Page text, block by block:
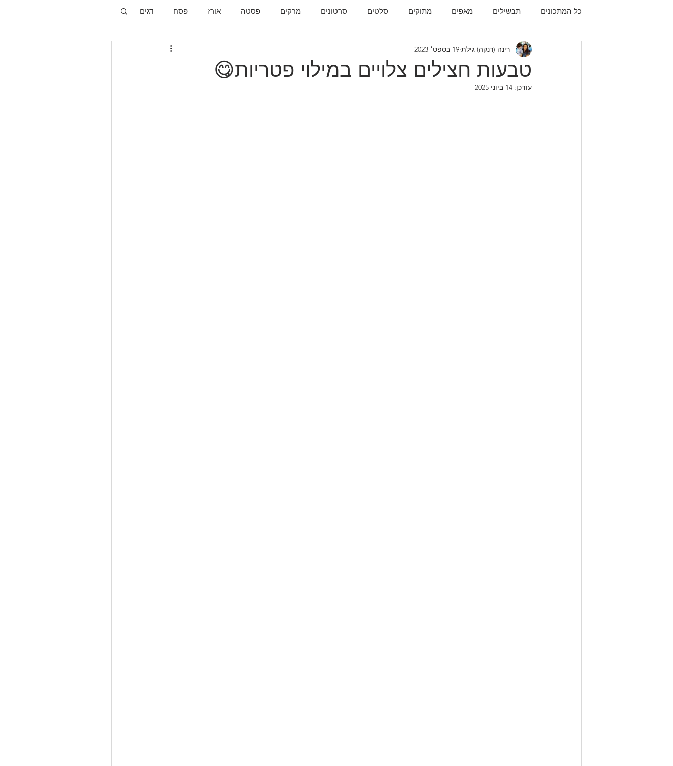
כל המתכונים תבשילים מאפים מתוקים סלטים סרטונים מרקים פסטה אורז פסח דגים
תפו"א עוף עוגות המטבח הגאורגי
טבעות חצילים צלויים במילוי פטריות😋
רינה (רנקה) גילת 19 בספט׳ 2023
עודכן: 14 ביוני 2025